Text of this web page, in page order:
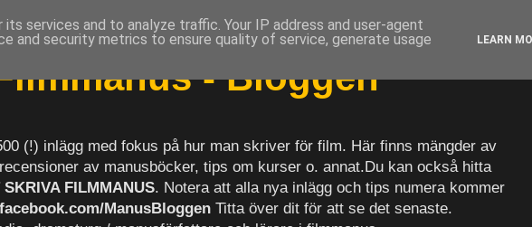
- Bloggen
(!) inlägg med fokus på hur man skriver för film. Här finns mängder av
av manusböcker, tips om kurser o. annat.Du kan också hitta
SKRIVA FILMMANUS. Notera att alla nya inlägg och tips numera kommer
ManusBloggen Titta över dit för att se det senaste.
services and to analyze traffic. Your IP address and user-agent
and security metrics to ensure quality of service, generate usage
LEARN